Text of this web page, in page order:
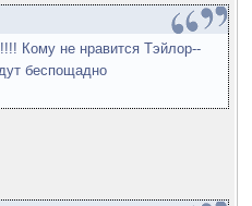
Кому не нравится Тэйлор--
беспощадно